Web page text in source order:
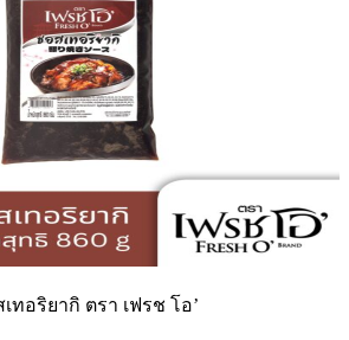
ทอริยากิ ตรา เฟรช โอ’